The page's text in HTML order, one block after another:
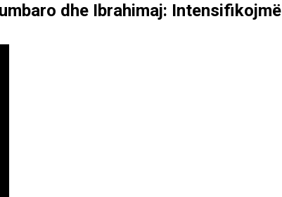
dhe Ibrahimaj: Intensifikojmë